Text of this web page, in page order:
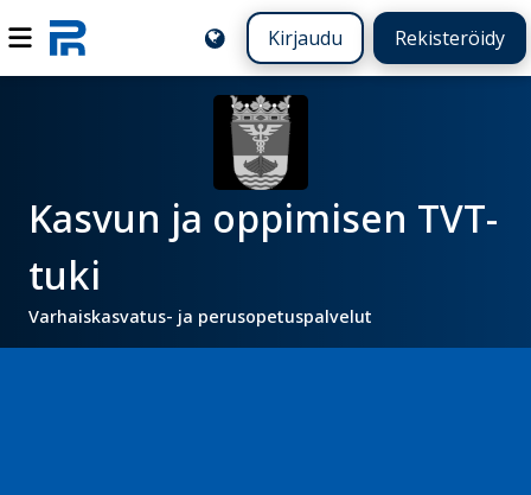
Kirjaudu Rekisteröidy
Kasvun ja oppimisen TVT-
tuki
Varhaiskasvatus- ja perusopetuspalvelut